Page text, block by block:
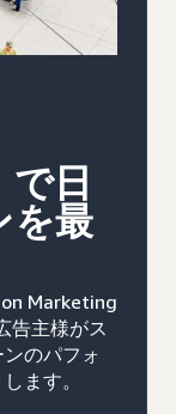
日
を最
Marketing
告主様がス
のパフォ
ます。